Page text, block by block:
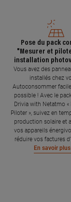
Pose du pack
"Mesurer et
installation
Vous avez des
installés chez
Autoconsommer
possible ! Avec le
Drivia with Netatmo «
Piloter », suivez en
production solaire et
vos appareils
réduire vos factures
En savoir plus